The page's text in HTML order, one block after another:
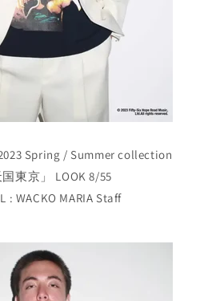
Spring / Summer collection
国東京」 LOOK 8/55
: WACKO MARIA Staff